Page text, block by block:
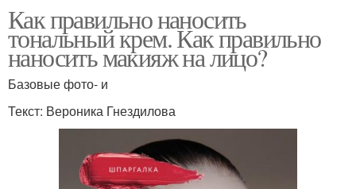
Как правильно наносить
тональный крем. Как правильно
наносить макияж на лицо?
Базовые фото- и
Текст: Вероника Гнездилова